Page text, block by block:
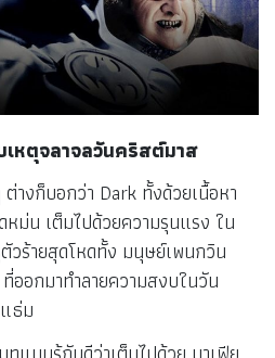
เหตุจลาจลวันคริสต์มาส
างก็บอกว่า Dark ทั้งด้วยเนื้อหา
ม่น เต็มไปด้วยความรุนแรง ใน
ร้ายสุดโหดทั้ง มนุษย์เพนกวิน
อกมาทำลายความสงบในวัน
ธ่ม